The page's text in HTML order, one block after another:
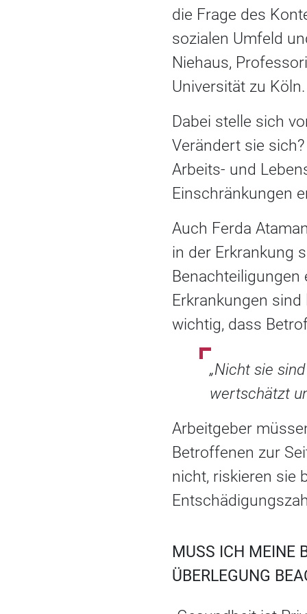
die Frage des
sozialen Umfeld
Niehaus,
Universität zu Köln.
Dabei stelle sich
Verändert sie
Arbeits- und
Einschränkungen
Auch Ferda
in der Erkrankung
Erkrankungen
wichtig, dass
„Nicht sie
wertschätzt
Arbeitgeber
Betroffenen zur
nicht, riskieren sie
MUSS ICH MEINE
ÜBERLEGUNG